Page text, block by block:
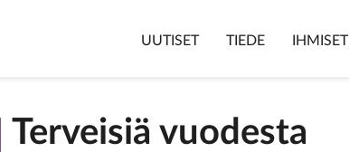
UUTISET TIEDE IHMISET
Terveisiä vuodesta